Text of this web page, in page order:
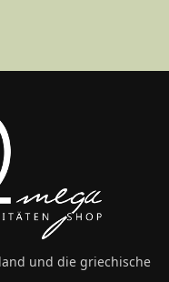
und die griechische